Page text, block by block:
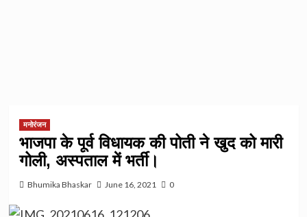
मनोरंजन
भाजपा के पूर्व विधायक की पोती ने खुद को मारी
गोली, अस्पताल में भर्ती।
Bhumika Bhaskar June 16, 2021 0